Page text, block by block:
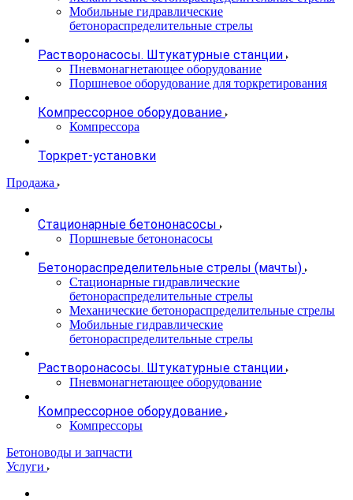
Мобильные гидравлические
бетонораспределительные стрелы
Растворонасосы. Штукатурные станции
Пневмонагнетающее оборудование
Поршневое оборудование для торкретирования
Компрессорное оборудование
Компрессора
Торкрет-установки
Продажа
Стационарные бетононасосы
Поршневые бетононасосы
Бетонораспределительные стрелы (мачты)
Стационарные гидравлические
бетонораспределительные стрелы
Механические бетонораспределительные стрелы
Мобильные гидравлические
бетонораспределительные стрелы
Растворонасосы. Штукатурные станции
Пневмонагнетающее оборудование
Компрессорное оборудование
Компрессоры
Бетоноводы и запчасти
Услуги